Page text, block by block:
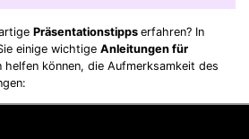
Präsentationstipps erfahren? In
einige wichtige Anleitungen für
helfen können, die Aufmerksamkeit des